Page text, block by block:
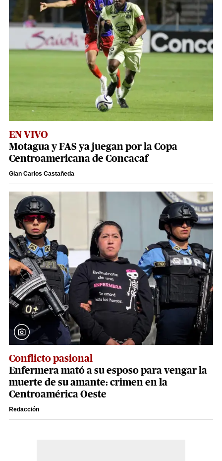
EN VIVO
Motagua y FAS ya juegan por la Copa
Centroamericana de Concacaf
Gian Carlos Castañeda
Conflicto pasional
Enfermera mató a su esposo para vengar la
muerte de su amante: crimen en la
Centroamérica Oeste
Redacción